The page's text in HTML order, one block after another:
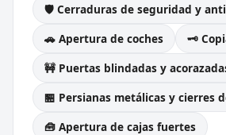
🛡️ Cerraduras de seguridad y
🚗 Apertura de coches
🗝️
🚧 Puertas blindadas y
🏪 Persianas metálicas y cierres
🧰 Apertura de cajas fuertes